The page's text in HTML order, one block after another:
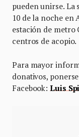
pueden unirse. La
10 de la noche en
estación de metro
centros de acopio.
Para mayor
donativos,
Facebook:Luis